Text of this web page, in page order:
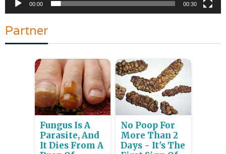
00:00 00:30
Partner
Fungus Is A
Parasite, And
It Dies From A
No Poop For
More Than 2
Days - It's The